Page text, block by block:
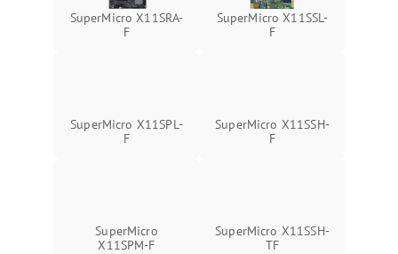
SuperMicro X11SRA-
F
SuperMicro X11SSL-
F
SuperMicro X11SPL-
F
SuperMicro X11SSH-
F
SuperMicro
X11SPM-F
SuperMicro X11SSH-
TF